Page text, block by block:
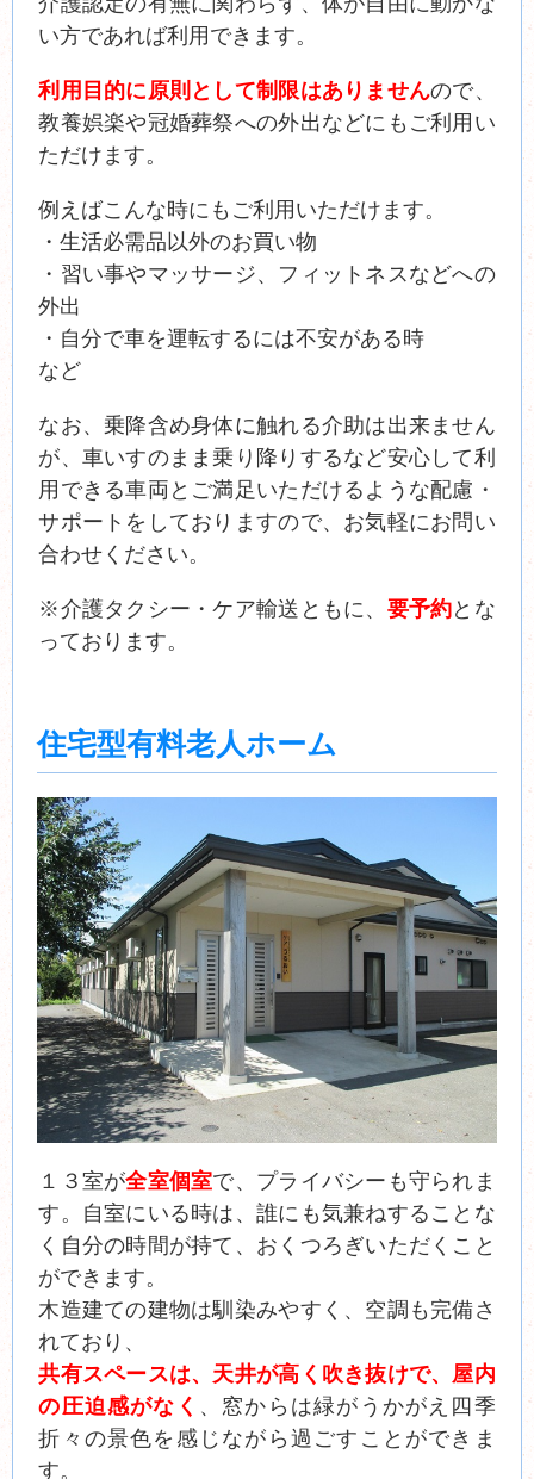
い方であれば利用できます。
利用目的に原則として制限はありませんので、
教養娯楽や冠婚葬祭への外出などにもご利用い
ただけます。
例えばこんな時にもご利用いただけます。
・生活必需品以外のお買い物
・習い事やマッサージ、フィットネスなどへの
外出
・自分で車を運転するには不安がある時
など
なお、乗降含め身体に触れる介助は出来ません
が、車いすのまま乗り降りするなど安心して利
用できる車両とご満足いただけるような配慮・
サポートをしておりますので、お気軽にお問い
合わせください。
※介護タクシー・ケア輸送ともに、 要予約とな
っております。
住宅型有料老人ホーム
１３室が全室個室で、プライバシーも守られま
す。自室にいる時は、誰にも気兼ねすることな
く自分の時間が持て、おくつろぎいただくこと
ができます。
木造建ての建物は馴染みやすく、空調も完備さ
れており、
共有スペースは、天井が高く吹き抜けで、屋内
の圧迫感がなく 、窓からは緑がうかがえ四季
折々の景色を感じながら過ごすことができま
す。